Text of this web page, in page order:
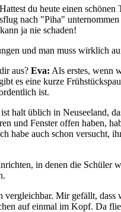
du heute einen schönen
nach "Piha"
ja nie schaden!
und man muss wirklich
aus? Eva: Als erstes, wenn
es eine kurze
ist.
halt üblich in Neuseeland,
und Fenster offen haben,
habe auch schon versucht,
in denen die Schüler
Mir gefällt, dass
auf einmal im Kopf. Da